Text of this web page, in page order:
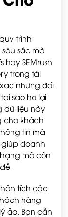
trình
sắc mà
SEMrush
trong tài
những đối
sao họ lại
dữ liệu này
cho khách
tin mà
doanh
mà còn
tích các
hàng
ảo. Bạn cần